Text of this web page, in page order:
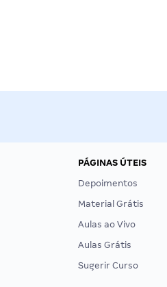
PÁGINAS ÚTEIS
Depoimentos
Material Grátis
Aulas ao Vivo
Aulas Grátis
Sugerir Curso